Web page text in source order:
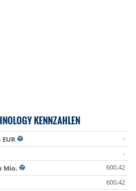
KENNZAHLEN
-
-
Mio.
600.42
600.42